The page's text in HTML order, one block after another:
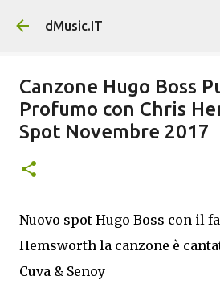
Passa ai contenuti
dMusic.IT
Canzone Hugo Boss
Profumo con Chris
Spot Novembre 2017
Nuovo spot Hugo Boss con il
Hemsworth la canzone è
Cuva & Senoy